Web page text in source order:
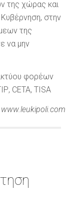
της χώρας και
στην
της
να μην
φορέων
CETA, TISA